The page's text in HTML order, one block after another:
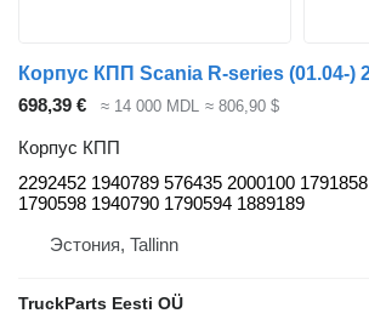
698,39 € ≈ 14 000 MDL ≈ 806,90 $
Корпус КПП
2292452 1940789 576435 2000100 1791858
1790598 1940790 1790594 1889189
Эстония, Tallinn
TruckParts Eesti OÜ